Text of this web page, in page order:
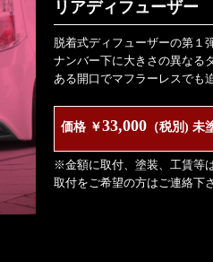
リアディフューザー
脱着式ディフューザーの第１
ナンバー下に大きさの異なる
ある開口でマフラーレスでも
価格 ￥33,000 （税別) 未
※金額に取付、塗装、工賃等
取付をご希望の方はご連絡下